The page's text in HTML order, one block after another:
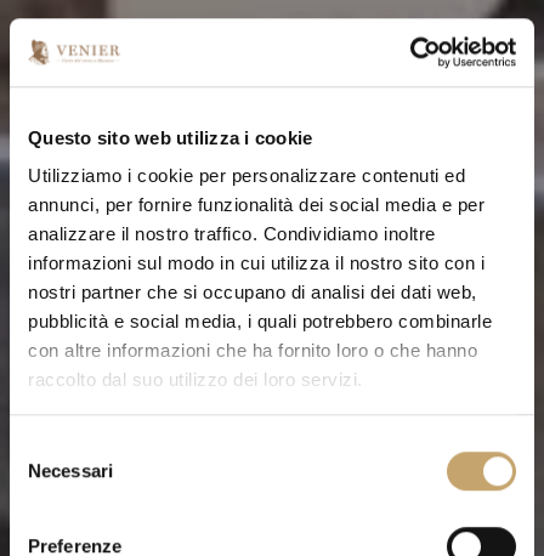
Questo sito web utilizza i cookie
Utilizziamo i cookie per personalizzare contenuti ed
annunci, per fornire funzionalità dei social media e per
analizzare il nostro traffico. Condividiamo inoltre
informazioni sul modo in cui utilizza il nostro sito con i
nostri partner che si occupano di analisi dei dati web,
pubblicità e social media, i quali potrebbero combinarle
con altre informazioni che ha fornito loro o che hanno
raccolto dal suo utilizzo dei loro servizi.
Necessari
Preferenze